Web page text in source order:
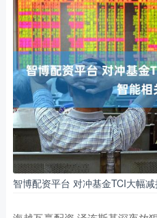
智博配资平台 对冲基金TCI大幅